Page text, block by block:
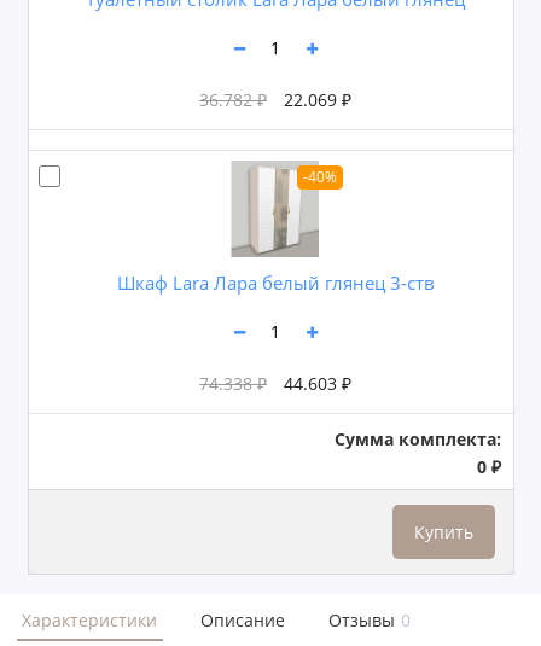
36.782 ₽ 22.069 ₽
-40%
Шкаф Lara Лара белый глянец 3-ств
74.338 ₽ 44.603 ₽
Сумма комплекта:
0 ₽
Купить
Характеристики Описание Отзывы 0